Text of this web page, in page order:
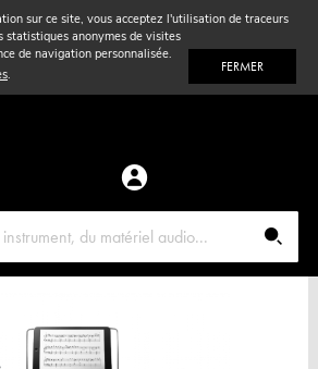
sur ce site, vous acceptez l'utilisation de traceurs
statistiques anonymes de visites
de navigation personnalisée.
. FERMER